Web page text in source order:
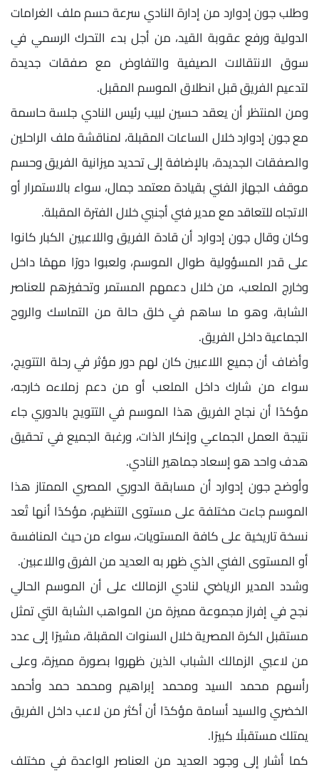
وطلب جون إدوارد من إدارة النادي سرعة حسم ملف الغرامات
الدولية ورفع عقوبة القيد، من أجل بدء التحرك الرسمي في
سوق الانتقالات الصيفية والتفاوض مع صفقات جديدة
لتدعيم الفريق قبل انطلاق الموسم المقبل.
ومن المنتظر أن يعقد حسين لبيب رئيس النادي جلسة حاسمة
مع جون إدوارد خلال الساعات المقبلة، لمناقشة ملف الراحلين
والصفقات الجديدة، بالإضافة إلى تحديد ميزانية الفريق وحسم
موقف الجهاز الفني بقيادة معتمد جمال، سواء بالاستمرار أو
الاتجاه للتعاقد مع مدير فني أجنبي خلال الفترة المقبلة.
وكان وقال جون إدوارد أن قادة الفريق واللاعبين الكبار كانوا
على قدر المسؤولية طوال الموسم، ولعبوا دورًا مهمًا داخل
وخارج الملعب، من خلال دعمهم المستمر وتحفيزهم للعناصر
الشابة، وهو ما ساهم في خلق حالة من التماسك والروح
الجماعية داخل الفريق.
وأضاف أن جميع اللاعبين كان لهم دور مؤثر في رحلة التتويج،
سواء من شارك داخل الملعب أو من دعم زملاءه خارجه،
مؤكدًا أن نجاح الفريق هذا الموسم في التتويج بالدوري جاء
نتيجة العمل الجماعي وإنكار الذات، ورغبة الجميع في تحقيق
هدف واحد هو إسعاد جماهير النادي.
وأوضح جون إدوارد أن مسابقة الدوري المصري الممتاز هذا
الموسم جاءت مختلفة على مستوى التنظيم، مؤكدًا أنها تُعد
نسخة تاريخية على كافة المستويات، سواء من حيث المنافسة
أو المستوى الفني الذي ظهر به العديد من الفرق واللاعبين.
وشدد المدير الرياضي لنادي الزمالك على أن الموسم الحالي
نجح في إفراز مجموعة مميزة من المواهب الشابة التي تمثل
مستقبل الكرة المصرية خلال السنوات المقبلة، مشيرًا إلى عدد
من لاعبي الزمالك الشباب الذين ظهروا بصورة مميزة، وعلى
رأسهم محمد السيد ومحمد إبراهيم ومحمد حمد وأحمد
الخضري والسيد أسامة مؤكدًا أن أكثر من لاعب داخل الفريق
يمتلك مستقبلًا كبيرًا.
كما أشار إلى وجود العديد من العناصر الواعدة في مختلف